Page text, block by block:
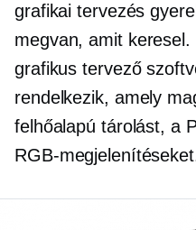
grafikai tervezés
megvan, amit
grafikus tervező
rendelkezik, amely
felhőalapú tárolást, a
RGB-